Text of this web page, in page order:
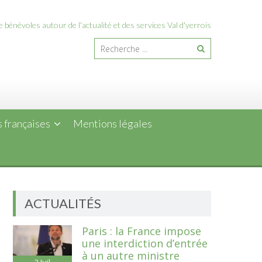
bénévoles autour de l'actualité et des services Val d'yerrois
françaises Mentions légales
ACTUALITÉS
Paris : la France impose
une interdiction d’entrée
à un autre ministre